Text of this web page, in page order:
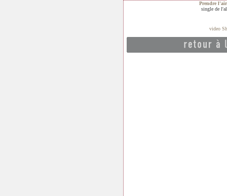
Prendre
single de
video